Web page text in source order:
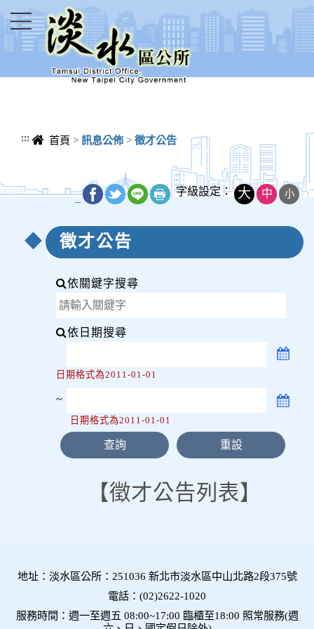
進入內容區塊
::: 首頁 > 訊息公佈> 徵才公告
_
字級設定： 大 中 小
徵才公告
依關鍵字搜尋
依日期搜尋
日期格式為2011-01-01
~
日期格式為2011-01-01
徵才公告列表
地址：淡水區公所：251036 新北市淡水區中山北路2段375號
電話：(02)2622-1020
服務時間：週一至週五 08:00~17:00 臨櫃至18:00 照常服務(週